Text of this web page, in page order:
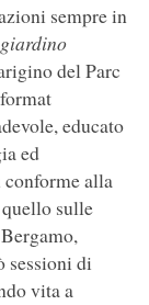
sempre in
giardino
del Parc
educato
ed
conforme alla
sulle
sessioni di
vita a